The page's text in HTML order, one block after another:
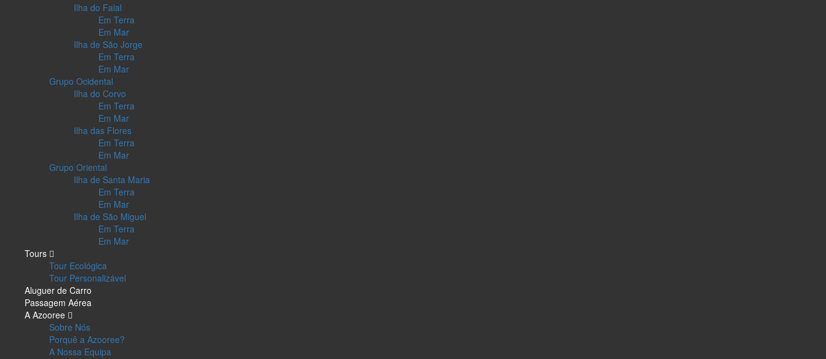
Ilha do Faial
Em Terra
Em Mar
Ilha de São Jorge
Em Terra
Em Mar
Grupo Ocidental
Ilha do Corvo
Em Terra
Em Mar
Ilha das Flores
Em Terra
Em Mar
Grupo Oriental
Ilha de Santa Maria
Em Terra
Em Mar
Ilha de São Miguel
Em Terra
Em Mar
Tours
Tour Ecológica
Tour Personalizável
Aluguer de Carro
Passagem Aérea
A Azooree
Sobre Nós
Porquê a Azooree?
A Nossa Equipa